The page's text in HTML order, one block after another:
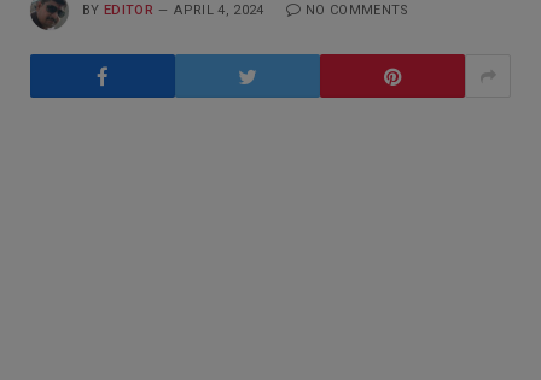
BY EDITOR APRIL 4, 2024 NO COMMENTS